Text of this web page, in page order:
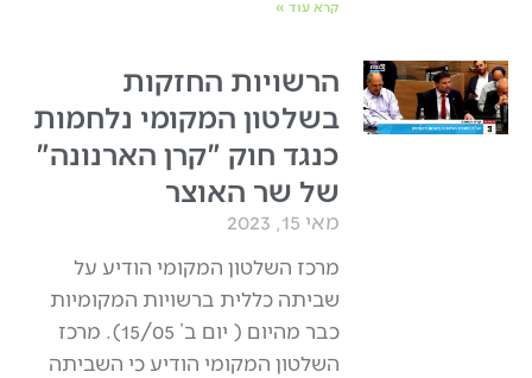
קרא עוד »
הרשויות החזקות
בשלטון המקומי נלחמות
כנגד חוק "קרן הארנונה"
של שר האוצר
מאי 15, 2023
מרכז השלטון המקומי הודיע על
שביתה כללית ברשויות המקומיות
כבר מהיום ( יום ב’ 15/05). מרכז
השלטון המקומי הודיע כי השביתה